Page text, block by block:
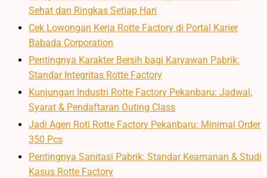
Sehat dan Ringkas Setiap Hari
Cek Lowongan Kerja Rotte Factory di Portal Karier
Babada Corporation
Pentingnya Karakter Bersih bagi Karyawan Pabrik:
Standar Integritas Rotte Factory
Kunjungan Industri Rotte Factory Pekanbaru: Jadwal,
Syarat & Pendaftaran Outing Class
Jadi Agen Roti Rotte Factory Pekanbaru: Minimal Order
350 Pcs
Pentingnya Sanitasi Pabrik: Standar Keamanan & Studi
Kasus Rotte Factory